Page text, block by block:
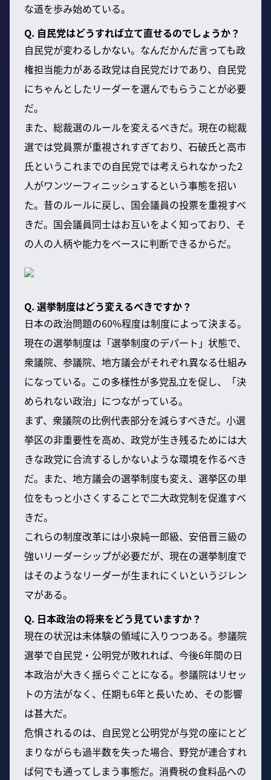
な道を歩み始めている。
Q. 自民党はどうすれば立て直せるのでしょうか？
自民党が変わるしかない。なんだかんだ言っても政
権担当能力がある政党は自民党だけであり、自民党
にちゃんとしたリーダーを選んでもらうことが必要
だ。
また、総裁選のルールを変えるべきだ。現在の総裁
選では党員票が重視されすぎており、石破氏と高市
氏というこれまでの自民党では考えられなかった2
人がワンツーフィニッシュするという事態を招い
た。昔のルールに戻し、国会議員の投票を重視すべ
きだ。国会議員同士はお互いをよく知っており、そ
の人の人柄や能力をベースに判断できるからだ。
Q. 選挙制度はどう変えるべきですか？
日本の政治問題の60%程度は制度によって決まる。
現在の選挙制度は「選挙制度のデパート」状態で、
衆議院、参議院、地方議会がそれぞれ異なる仕組み
になっている。この多様性が多党乱立を促し、「決
められない政治」につながっている。
まず、衆議院の比例代表部分を減らすべきだ。小選
挙区の非重要性を高め、政党が生き残るためには大
きな政党に合流するしかないような環境を作るべき
だ。また、地方議会の選挙制度も変え、選挙区の単
位をもっと小さくすることで二大政党制を促進すべ
きだ。
これらの制度改革には小泉純一郎級、安倍晋三級の
強いリーダーシップが必要だが、現在の選挙制度で
はそのようなリーダーが生まれにくいというジレン
マがある。
Q. 日本政治の将来をどう見ていますか？
現在の状況は未体験の領域に入りつつある。参議院
選挙で自民党・公明党が敗れれば、今後6年間の日
本政治が大きく揺らぐことになる。参議院はリセッ
トの方法がなく、任期も6年と長いため、その影響
は甚大だ。
危惧されるのは、自民党と公明党が与党の座にとど
まりながらも過半数を失った場合、野党が連合すれ
ば何でも通ってしまう事態だ。消費税の食料品への